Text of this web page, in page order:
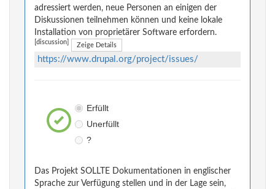
adressiert werden, neue Personen an einigen der
Diskussionen teilnehmen können und keine lokale
Installation von proprietärer Software erfordern.
[discussion] Zeige Details
https://www.drupal.org/project/issues/
Erfüllt
Unerfüllt
?
Das Projekt SOLLTE Dokumentationen in englischer
Sprache zur Verfügung stellen und in der Lage sein,